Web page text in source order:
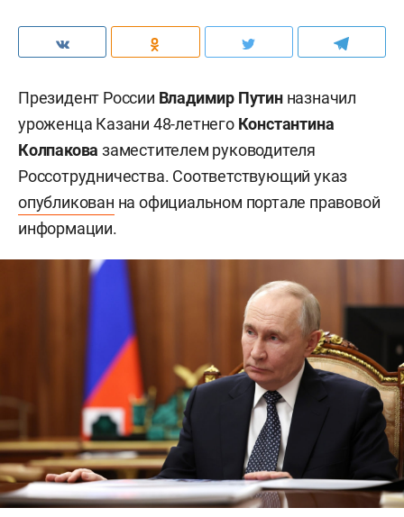
Президент России Владимир Путинназначил
уроженца Казани 48-летнего Константина
Колпакова заместителем руководителя
Россотрудничества. Соответствующий указ
опубликован на официальном портале правовой
информации.